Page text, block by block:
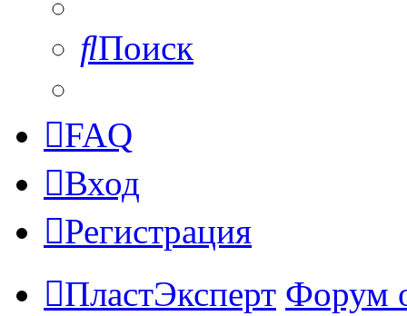
Поиск
FAQ
Вход
Регистрация
ПластЭксперт Форум